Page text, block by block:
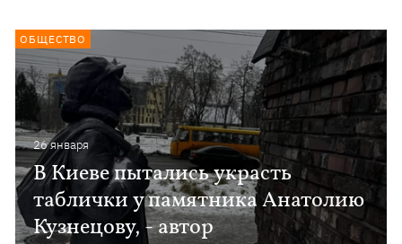
26 января
В Киеве пытались украсть
таблички у памятника Анатолию
Кузнецову, - автор
ОБЩЕСТВО